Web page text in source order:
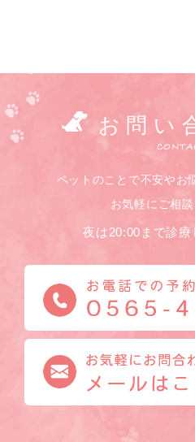
お問い
ペットのことで不安やお
お気軽にご相談
夜は20:00まで診療